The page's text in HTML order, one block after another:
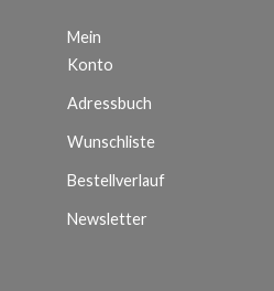
Mein
Konto
Adressbuch
Wunschliste
Bestellverlauf
Newsletter